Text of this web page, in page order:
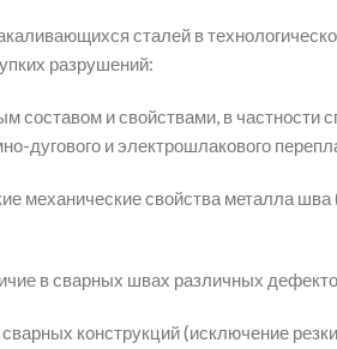
сталей в
разрушений:
составом и свойствами, в частности
дугового и электрошлакового
механические свойства металла
в сварных швах различных
конструкций (исключение